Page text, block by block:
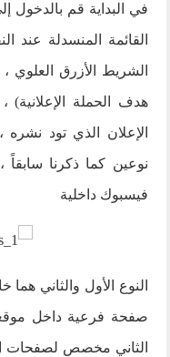
في البداية قم بالدخول
القائمة المنسدلة عند
الشريط الأزرق
هدف الحملة
الإعلان الذي تود
نوعين كما ذكرنا
فيسبوك داخلية
النوع الأول والثاني
صفحة فرعية داخل
الثاني مخصص لصفحات